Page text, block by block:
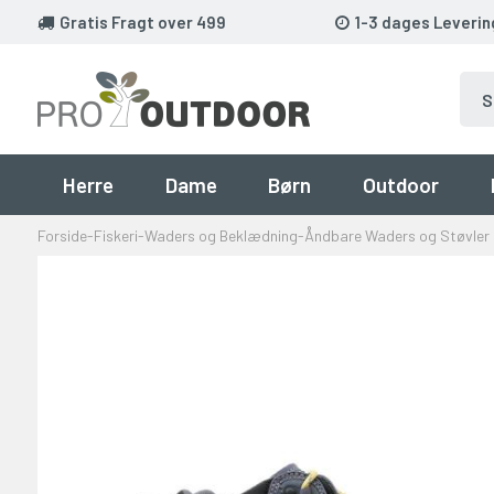
Gratis Fragt over 499 1-3 dages
Herre Dame Børn Outdoor
Forside-Fiskeri-Waders og Beklædning-Åndbare Waders og Støvler